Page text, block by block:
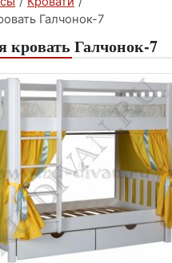
Галчонок-7
кровать Галчонок-7